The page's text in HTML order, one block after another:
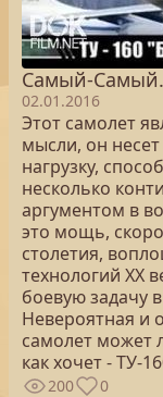
Самый-Самый.
02.01.2016
Этот самолет
мысли, он
нагрузку,
несколько
аргументом в
это мощь,
столетия,
технологий XX
боевую задачу
Невероятная
самолет может
как хочет - ТУ-
200 0